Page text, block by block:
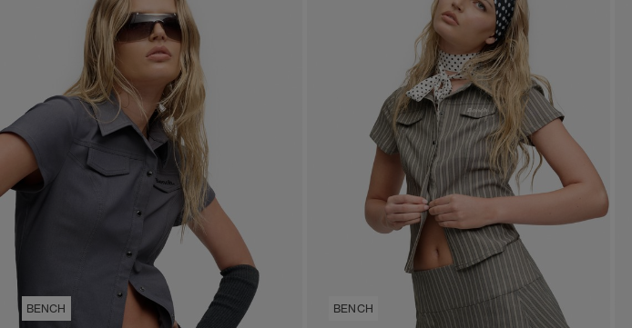
BENCH BENCH